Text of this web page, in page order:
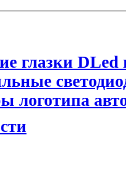
глазки DLed
логотипа